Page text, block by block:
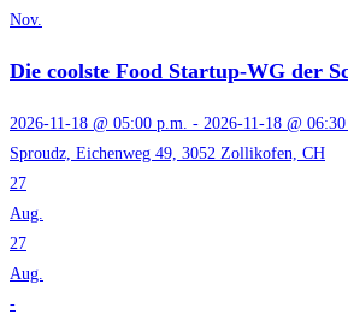
Nov.
Die coolste Food Startup-WG der
2026-11-18 @ 05:00 p.m. - 2026-11-18 @ 06:30
Sproudz, Eichenweg 49, 3052 Zollikofen, CH
27
Aug.
27
Aug.
-